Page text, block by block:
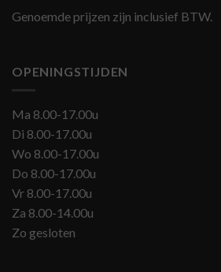
Genoemde prijzen zijn inclusief BTW.
OPENINGSTIJDEN
Ma 8.00-17.00u
Di 8.00-17.00u
Wo 8.00-17.00u
Do 8.00-17.00u
Vr 8.00-17.00u
Za 8.00-14.00u
Zo gesloten